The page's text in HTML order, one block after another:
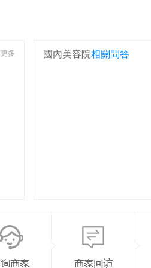
更多 國內美容院相關問答